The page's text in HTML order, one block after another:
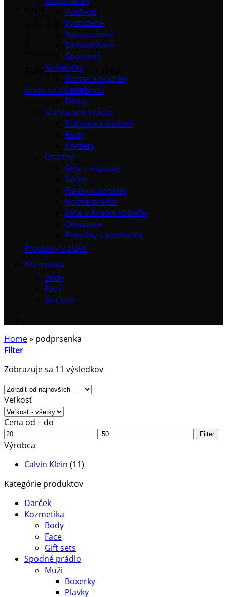
Žiadne produkty v košíku.
Vrátiť sa do obchodu
Push-up
Vystužené
Nevystužené
Samodržiace
Športové
Nohavičky
Šortky a brazilky
Tangá
Bikiny
Sťahovacie prádlo
Sťahujúca bielizeň
Body
Korzety
Ostatné
Sety – súpravy
Šport
Plavky a doplnky
Nočné prádlo
Dlhé a Krátke košieľky
Oblečenie
Ponožky a pančuchy
Produkty v zľave
Kozmetika
Body
Face
Gift sets
Home» podprsenka
Filter
Zobrazuje sa 11 výsledkovZoradené
Veľkosť
Cena od – do
Minimálna
cena
Maximálna
Filter
Výrobca
Calvin Klein (11)
Kategórie produktov
Darček
Kozmetika
Body
Face
Gift sets
Spodné prádlo
Muži
Boxerky
Plavky